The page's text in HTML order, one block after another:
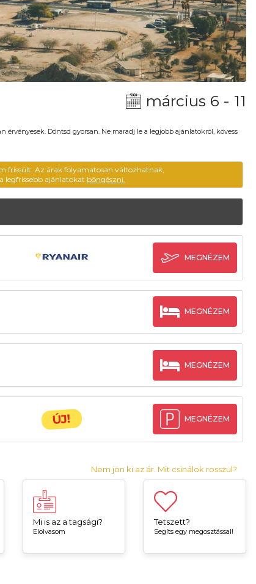
március 6 - 11
Döntsd gyorsan. Ne maradj le a legjobb ajánlatokról, kövess
frissült. Az árak folyamatosan változhatnak,
legfrissebb ajánlatokat böngészni.
MEGNÉZEM
MEGNÉZEM
MEGNÉZEM
ÚJ! MEGNÉZEM
Nem jön ki az ár. Mit csinálok rosszul?
Mi is az a tagsági?
Elolvasom
Tetszett?
Segíts egy megosztással!